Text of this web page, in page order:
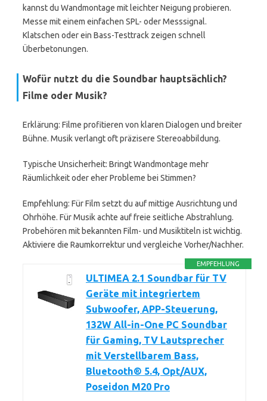
kannst du Wandmontage mit leichter Neigung probieren.
Messe mit einem einfachen SPL- oder Messsignal.
Klatschen oder ein Bass-Testtrack zeigen schnell
Überbetonungen.
Wofür nutzt du die Soundbar hauptsächlich?
Filme oder Musik?
Erklärung: Filme profitieren von klaren Dialogen und breiter
Bühne. Musik verlangt oft präzisere Stereoabbildung.
Typische Unsicherheit: Bringt Wandmontage mehr
Räumlichkeit oder eher Probleme bei Stimmen?
Empfehlung: Für Film setzt du auf mittige Ausrichtung und
Ohrhöhe. Für Musik achte auf freie seitliche Abstrahlung.
Probehören mit bekannten Film- und Musiktiteln ist wichtig.
Aktiviere die Raumkorrektur und vergleiche Vorher/Nachher.
EMPFEHLUNG
ULTIMEA 2.1 Soundbar für TV
Geräte mit integriertem
Subwoofer, APP-Steuerung,
132W All-in-One PC Soundbar
für Gaming, TV Lautsprecher
mit Verstellbarem Bass,
Bluetooth® 5.4, Opt/AUX,
Poseidon M20 Pro